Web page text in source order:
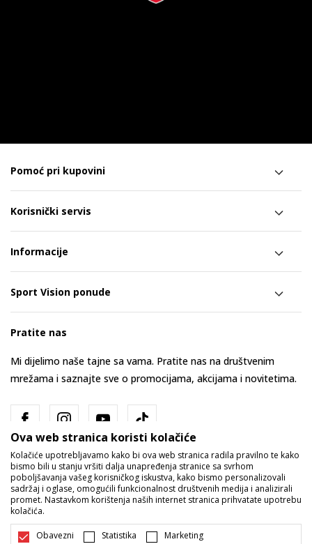
Pomoć pri kupovini
Korisnički servis
Informacije
Sport Vision ponude
Pratite nas
Mi dijelimo naše tajne sa vama. Pratite nas na društvenim
mrežama i saznajte sve o promocijama, akcijama i novitetima.
Bosna i Hercegovina Promijenite
Ova web stranica koristi kolačiće
Kolačiće upotrebljavamo kako bi ova web stranica radila pravilno te kako
bismo bili u stanju vršiti dalja unapređenja stranice sa svrhom
poboljšavanja vašeg korisničkog iskustva, kako bismo personalizovali
sadržaj i oglase, omogućili funkcionalnost društvenih medija i analizirali
promet. Nastavkom korištenja naših internet stranica prihvatate upotrebu
kolačića.
Obavezni Statistika Marketing